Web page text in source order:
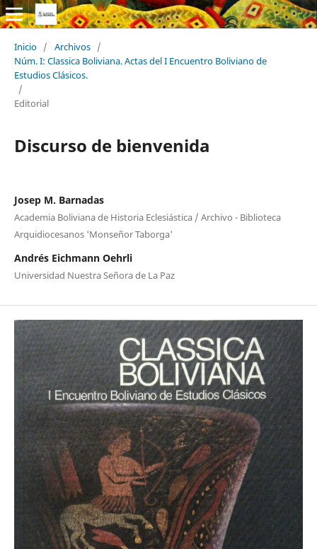
Inicio / Archivos /
Núm. I: Classica Boliviana. Actas del I Encuentro Boliviano de
Estudios Clásicos.
/
Editorial
Discurso de bienvenida
Josep M. Barnadas
Academia Boliviana de Historia Eclesiástica / Archivo - Biblioteca
Arquidiocesanos 'Monseñor Taborga'
Andrés Eichmann Oehrli
Universidad Nuestra Señora de La Paz